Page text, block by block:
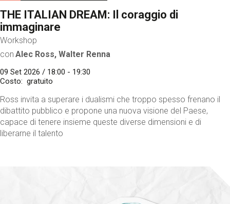
THE ITALIAN DREAM: Il coraggio di
immaginare
Workshop
con Alec Ross, Walter Renna
09 Set 2026 / 18:00 - 19:30
Costo
gratuito
Ross invita a superare i dualismi che troppo spesso frenano il
dibattito pubblico e propone una nuova visione del Paese,
capace di tenere insieme queste diverse dimensioni e di
liberarne il talento